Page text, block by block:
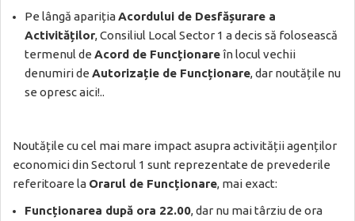
Pe lângă aparițiaAcordului de Desfășurare a
Activităților, Consiliul Local Sector 1 a decis să folosească
termenul de Acord de Funcționareîn locul vechii
denumiri de Autorizație de Funcționare, dar noutățile nu
se opresc aici!..
Noutățile cu cel mai mare impact asupra activității agenților
economici din Sectorul 1 sunt reprezentate de prevederile
referitoare la Orarul de Funcționare, mai exact:
Funcționarea după ora 22.00, dar nu mai târziu de ora